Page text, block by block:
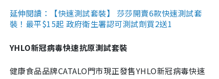
延伸閱讀：【快速測試套裝】 莎莎開賣6款快速測試套
裝！最平$15起 政府衛生署認可測試劑買2送1
YHLO新冠病毒快速抗原測試套裝
健康食品品牌CATALO門市現正發售YHLO新冠病毒快速